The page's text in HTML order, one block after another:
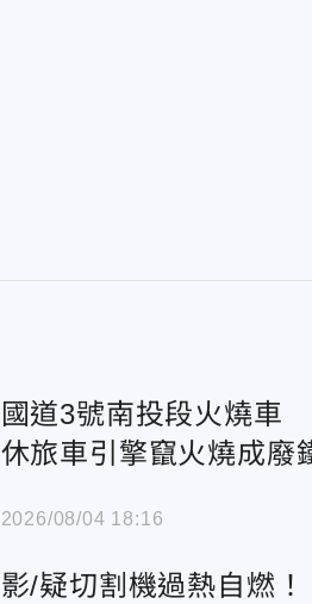
國道3號南投段火燒車
休旅車引擎竄火燒成廢
2026/08/04 18:16
影/疑切割機過熱自燃！